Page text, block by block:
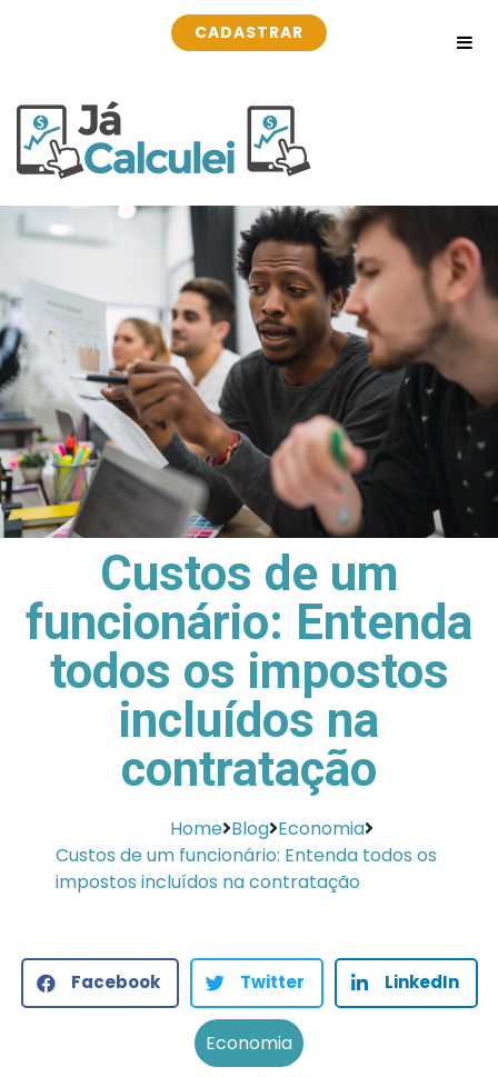
CADASTRAR
Custos de um
funcionário: Entenda
todos os impostos
incluídos na
contratação
Home Blog Economia
Custos de um funcionário: Entenda todos os
impostos incluídos na contratação
Facebook Twitter LinkedIn
Economia